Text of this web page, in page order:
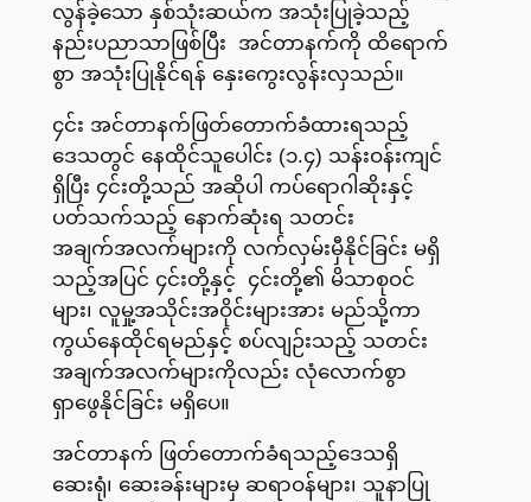
လွန်ခဲ့သော နှစ်သုံးဆယ်က အသုံးပြုခဲ့သည့်
နည်းပညာသာဖြစ်ပြီး အင်တာနက်ကို ထိရောက်
စွာ အသုံးပြုနိုင်ရန် နှေးကွေးလွန်းလှသည်။
၄င်း အင်တာနက်ဖြတ်တောက်ခံထားရသည့်
ဒေသတွင် နေထိုင်သူပေါင်း (၁.၄) သန်းဝန်းကျင်
ရှိပြီး ၄င်းတို့သည် အဆိုပါ ကပ်ရောဂါဆိုးနှင့်
ပတ်သက်သည့် နောက်ဆုံးရ သတင်း
အချက်အလက်များကို လက်လှမ်းမှီနိုင်ခြင်း မရှိ
သည့်အပြင် ၄င်းတို့နှင့် ၄င်းတို့၏ မိသာစုဝင်
များ၊ လူမှု့အသိုင်းအဝိုင်းများအား မည်သို့ကာ
ကွယ်နေထိုင်ရမည်နှင့် စပ်လျဉ်းသည့် သတင်း
အချက်အလက်များကိုလည်း လုံလောက်စွာ
ရှာဖွေနိုင်ခြင်း မရှိပေ။
အင်တာနက် ဖြတ်တောက်ခံရသည့်ဒေသရှိ
ဆေးရုံ၊ ဆေးခန်းများမှ ဆရာဝန်များ၊ သူနာပြု